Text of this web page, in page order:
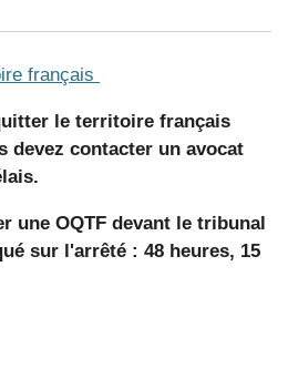
français
le territoire français
devez contacter un avocat
une OQTF devant le tribunal
sur l'arrêté : 48 heures, 15